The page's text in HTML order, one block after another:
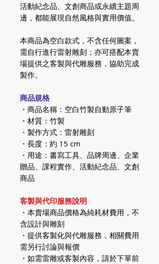
活動紀念品、文創商品或永續主題周
邊，都能展現自然風格與實用價值。
本商品為空白款式，不含任何圖案，
需自行進行雷射雕刻；亦可搭配本賣
場提供之客製與代雕服務，協助完成
製作。
商品規格
・商品名稱：空白竹製自動原子筆
・材質：竹製
・製作方式：雷射雕刻
・長度：約 15 cm
・用途：書寫工具、品牌周邊、企業
贈品、課程實作、活動紀念品、文創
商品
客製與代印服務說明
・本賣場商品價格為純耗材費用，不
含設計與雕刻
・提供客製化與代雕服務，相關費用
需另行討論與報價
・如需雷雕或客製內容，請於下單前